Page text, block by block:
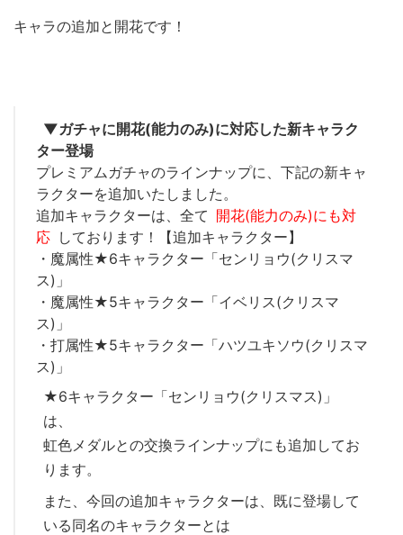
キャラの追加と開花です！
▼ガチャに開花(能力のみ)に対応した新キャラク
ター登場
プレミアムガチャのラインナップに、下記の新キャ
ラクターを追加いたしました。
追加キャラクターは、全て 開花(能力のみ)にも対
応 しております！【追加キャラクター】
・魔属性★6キャラクター「センリョウ(クリスマ
ス)」
・魔属性★5キャラクター「イベリス(クリスマ
ス)」
・打属性★5キャラクター「ハツユキソウ(クリスマ
ス)」
★6キャラクター「センリョウ(クリスマス)」
は、
虹色メダルとの交換ラインナップにも追加してお
ります。
また、今回の追加キャラクターは、既に登場して
いる同名のキャラクターとは